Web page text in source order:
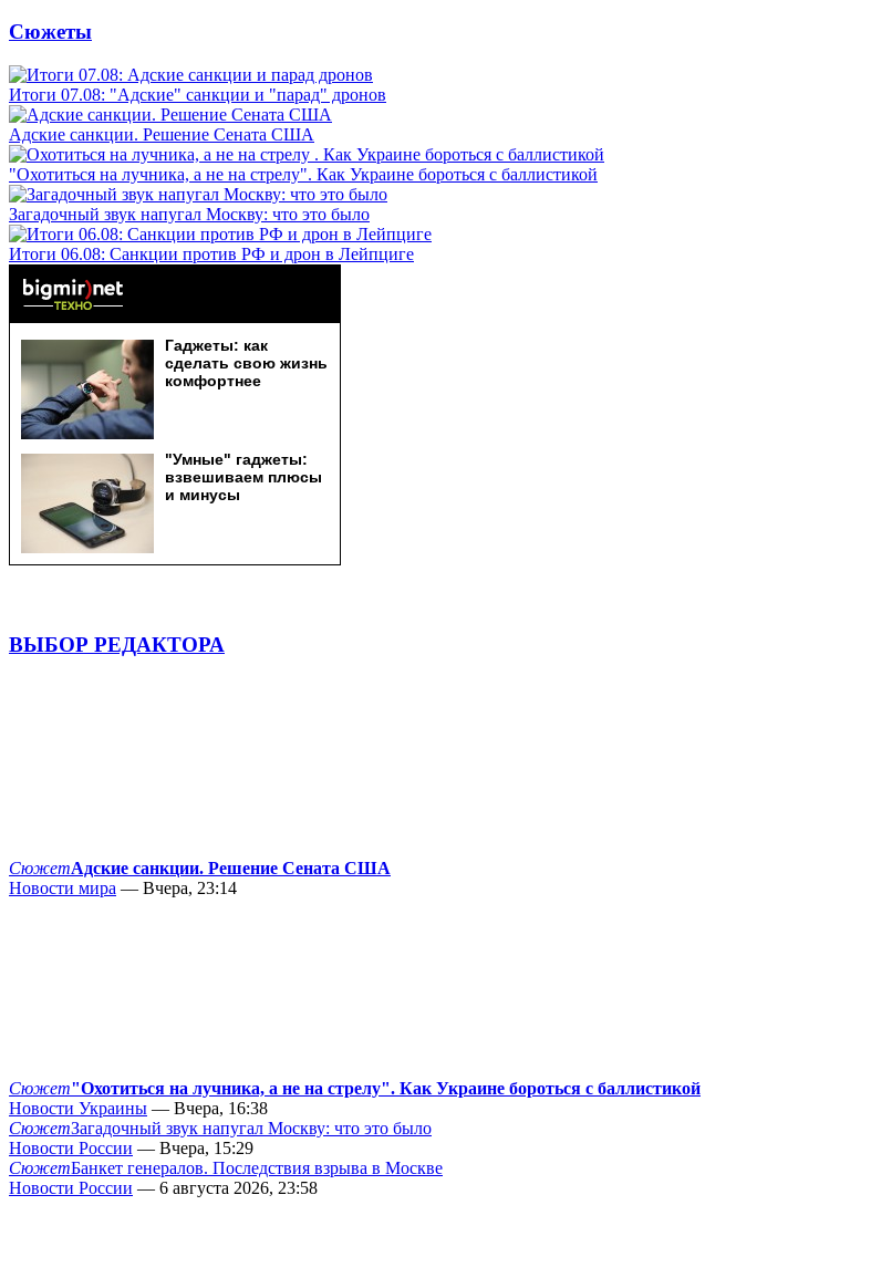
Сюжеты
Итоги 07.08: "Адские" санкции и "парад" дронов
Адские санкции. Решение Сената США
"Охотиться на лучника, а не на стрелу". Как Украине бороться с баллистикой
Загадочный звук напугал Москву: что это было
Итоги 06.08: Санкции против РФ и дрон в Лейпциге
ВЫБОР РЕДАКТОРА
СюжетАдские санкции. Решение Сената США
Новости мира — Вчера, 23:14
Сюжет"Охотиться на лучника, а не на стрелу". Как Украине бороться с баллистикой
Новости Украины — Вчера, 16:38
СюжетЗагадочный звук напугал Москву: что это было
Новости России — Вчера, 15:29
СюжетБанкет генералов. Последствия взрыва в Москве
Новости России — 6 августа 2026, 23:58